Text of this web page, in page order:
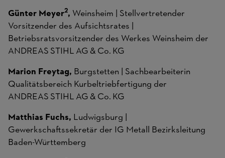
Günter Meyer2, Weinsheim | Stellvertretender
Vorsitzender des Aufsichtsrates |
Betriebsratsvorsitzender des Werkes Weinsheim der
ANDREAS STIHL AG & Co. KG
Marion Freytag, Burgstetten | Sachbearbeiterin
Qualitätsbereich Kurbeltriebfertigung der
ANDREAS STIHL AG & Co. KG
Matthias Fuchs, Ludwigsburg |
Gewerkschaftssekretär der IG Metall Bezirksleitung
Baden-Württemberg